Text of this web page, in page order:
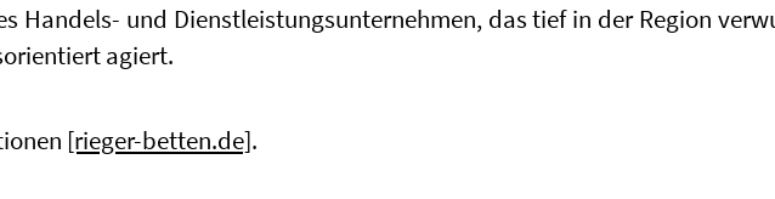
Handels- und Dienstleistungsunternehmen, das tief in der Region
agiert.
[rieger-betten.de].